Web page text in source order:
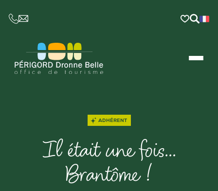
CE LIEN OUVRIRA VOTRE LOGICIEL DE
ADHÉRENT
Il était une fois…
Brantôme !